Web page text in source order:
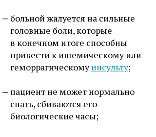
больной жалуется на сильные
головные боли, которые
в конечном итоге способны
привести к ишемическому или
геморрагическомуинсульту;
пациент не может нормально
спать, сбиваются его
биологические часы;